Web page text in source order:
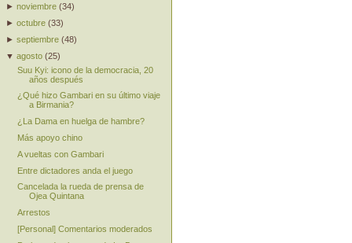
►noviembre (34)
►octubre (33)
►septiembre (48)
▼agosto (25)
Suu Kyi: icono de la democracia, 20
años después
¿Qué hizo Gambari en su último viaje
a Birmania?
¿La Dama en huelga de hambre?
Más apoyo chino
A vueltas con Gambari
Entre dictadores anda el juego
Cancelada la rueda de prensa de
Ojea Quintana
Arrestos
[Personal] Comentarios moderados